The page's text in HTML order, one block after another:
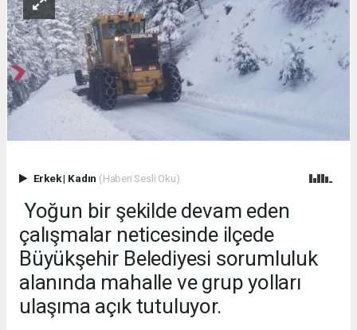
Erkek| Kadın (Haberi Sesli Oku)
Yoğun bir şekilde devam eden
çalışmalar neticesinde ilçede
Büyükşehir Belediyesi sorumluluk
alanında mahalle ve grup yolları
ulaşıma açık tutuluyor.